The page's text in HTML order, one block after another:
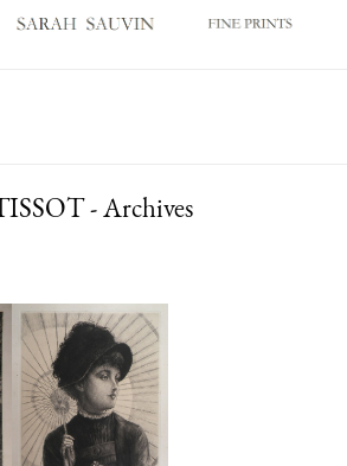
ANCIENNES
MODERNES
MUSÉES
- Archives